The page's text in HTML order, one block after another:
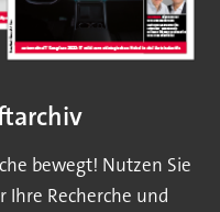
bewegt! Nutzen Sie
Recherche und